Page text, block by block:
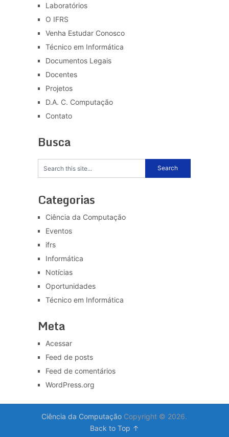
Laboratórios
O IFRS
Venha Estudar Conosco
Técnico em Informática
Documentos Legais
Docentes
Projetos
D.A. C. Computação
Contato
Busca
Categorias
Ciência da Computação
Eventos
ifrs
Informática
Notícias
Oportunidades
Técnico em Informática
Meta
Acessar
Feed de posts
Feed de comentários
WordPress.org
Ciência da Computação Copyright © 2026.
Back to Top ↑